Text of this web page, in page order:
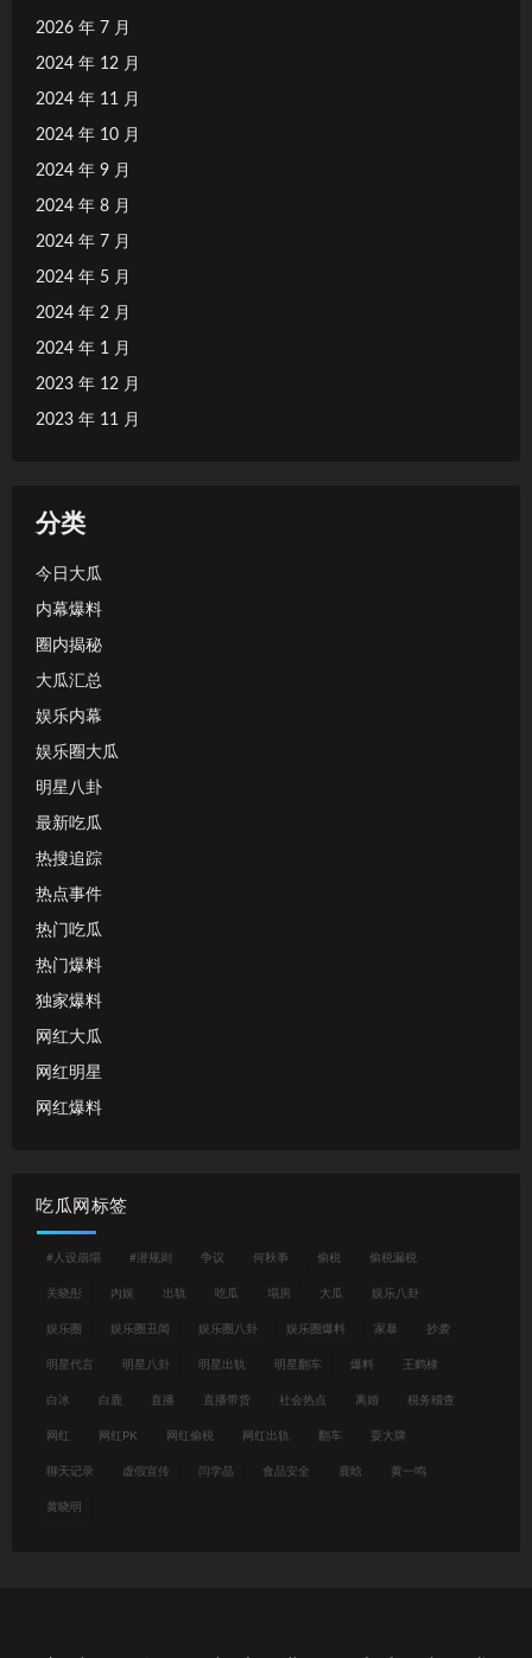
2026 年 7 月
2024 年 12 月
2024 年 11 月
2024 年 10 月
2024 年 9 月
2024 年 8 月
2024 年 7 月
2024 年 5 月
2024 年 2 月
2024 年 1 月
2023 年 12 月
2023 年 11 月
分类
今日大瓜
内幕爆料
圈内揭秘
大瓜汇总
娱乐内幕
娱乐圈大瓜
明星八卦
最新吃瓜
热搜追踪
热点事件
热门吃瓜
热门爆料
独家爆料
网红大瓜
网红明星
网红爆料
吃瓜网标签
#人设崩塌 #潜规则 争议 何秋亊 偷税 偷税漏税
关晓彤 内娱 出轨 吃瓜 塌房 大瓜 娱乐八卦
娱乐圈 娱乐圈丑闻 娱乐圈八卦 娱乐圈爆料 家暴 抄袭
明星代言 明星八卦 明星出轨 明星翻车 爆料 王鹤棣
白冰 白鹿 直播 直播带货 社会热点 离婚 税务稽查
网红 网红PK 网红偷税 网红出轨 翻车 耍大牌
聊天记录 虚假宣传 闫学晶 食品安全 鹿晗 黄一鸣
黄晓明